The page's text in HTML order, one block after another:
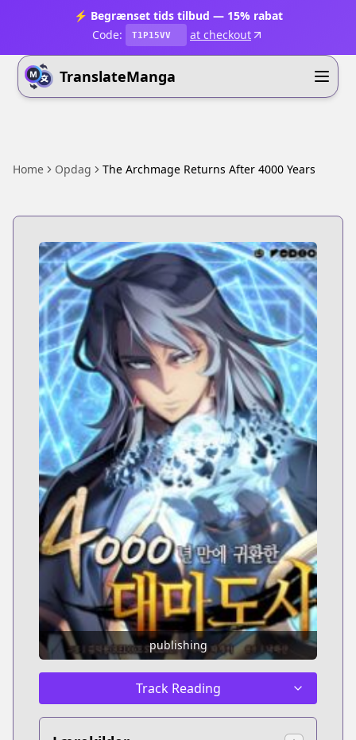
⚡ Begrænset tids tilbud — 15% rabat
Code:
T1P15VV at checkout
TranslateManga
Home Opdag The Archmage Returns After 4000 Years
publishing
Track Reading